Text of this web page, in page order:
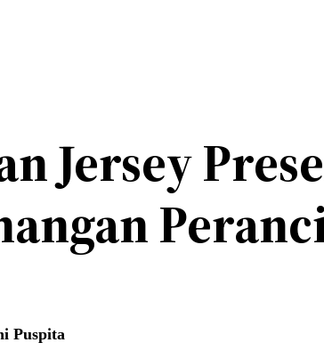
Jersey
Puspita